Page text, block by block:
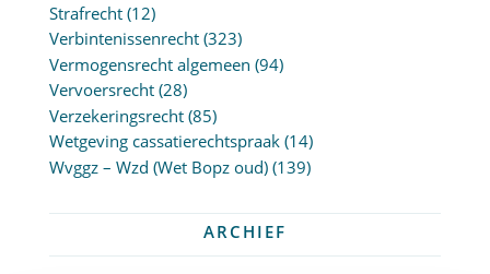
Strafrecht(12)
Verbintenissenrecht(323)
Vermogensrecht algemeen (94)
Vervoersrecht(28)
Verzekeringsrecht(85)
Wetgeving cassatierechtspraak(14)
Wvggz – Wzd (Wet Bopz oud)(139)
ARCHIEF